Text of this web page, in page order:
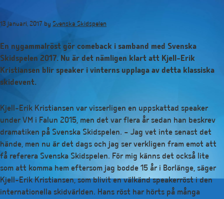
huvudinnehåll
13 januari, 2017 by Svenska Skidspelen
En nygammalröst gör comeback i samband med Svenska
Skidspelen 2017. Nu är det nämligen klart att Kjell-Erik
Kristiansen blir speaker i vinterns upplaga av detta klassiska
skidevent.
Kjell-Erik Kristiansen var visserligen en uppskattad speaker
under VM i Falun 2015, men det var flera år sedan han beskrev
dramatiken på Svenska Skidspelen. – Jag vet inte senast det
hände, men nu är det dags och jag ser verkligen fram emot att
få referera Svenska Skidspelen. För mig känns det också lite
som att komma hem eftersom jag bodde 15 år i Borlänge, säger
Kjell-Erik Kristiansen, som blivit en välkänd speakerröst i den
internationella skidvärlden. Hans röst har hörts på många